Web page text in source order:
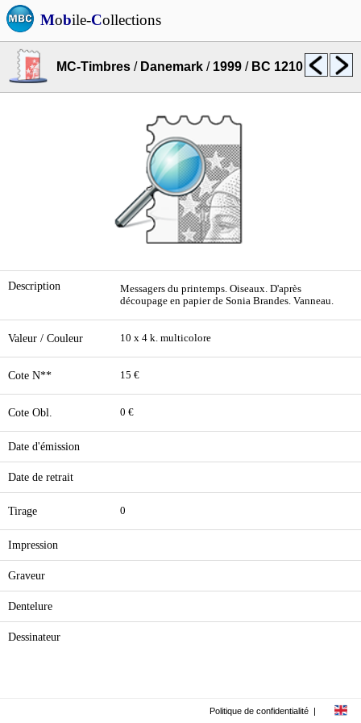
Mobile-Collections
MC-Timbres / Danemark / 1999 / BC 1210
Description
Messagers du printemps. Oiseaux. D'après
découpage en papier de Sonia Brandes. Vanneau.
Valeur / Couleur 10 x 4 k. multicolore
Cote N** 15 €
Cote Obl. 0 €
Date d'émission
Date de retrait
Tirage 0
Impression
Graveur
Dentelure
Dessinateur
Politique de confidentialité |